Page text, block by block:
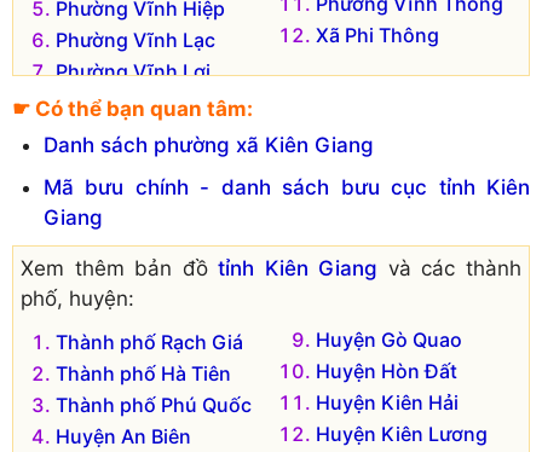
Phường Vĩnh Hiệp
Phường Vĩnh Lạc
Phường Vĩnh Lợi
Xã Phi Thông
☛ Có thể bạn quan tâm:
Danh sách phường xã Kiên Giang
Mã bưu chính - danh sách bưu cục tỉnh Kiên
Giang
Xem thêm bản đồtỉnh Kiên Giang và các thành
phố, huyện:
Thành phố Rạch Giá
Thành phố Hà Tiên
Thành phố Phú Quốc
Huyện An Biên
Huyện Gò Quao
Huyện Hòn Đất
Huyện Kiên Hải
Huyện Kiên Lương